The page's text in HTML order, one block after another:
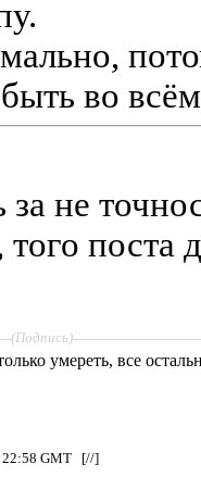
во
не
поста
(Подпись)
умереть, все
22:58 GMT [//]